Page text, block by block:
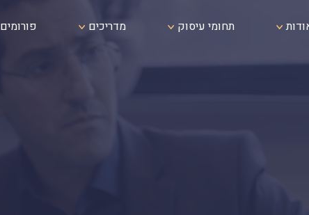
תחומי עיסוק מדריכים פורומים